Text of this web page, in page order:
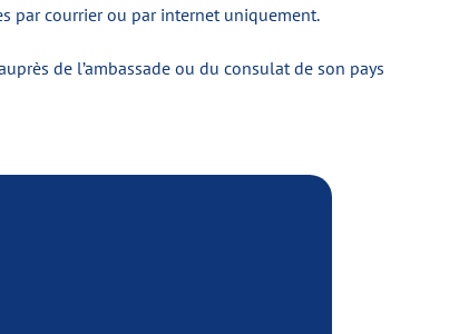
par courrier ou par internet uniquement.
de l’ambassade ou du consulat de son pays